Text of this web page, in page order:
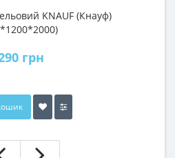
KNAUF (Кнауф)
грн